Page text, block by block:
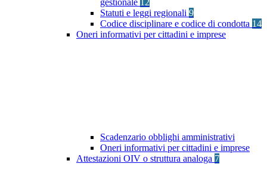
gestionale 12
Statuti e leggi regionali 9
Codice disciplinare e codice di condotta 14
Oneri informativi per cittadini e imprese
Scadenzario obblighi amministrativi
Oneri informativi per cittadini e imprese
Attestazioni OIV o struttura analoga 7